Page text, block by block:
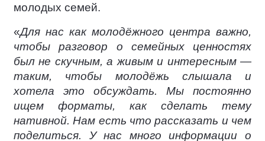
молодых семей.
«Для нас как молодёжного центра важно,
чтобы разговор о семейных ценностях
был не скучным, а живым и интересным —
таким, чтобы молодёжь слышала и
хотела это обсуждать. Мы постоянно
ищем форматы, как сделать тему
нативной. Нам есть что рассказать и чем
поделиться. У нас много информации о